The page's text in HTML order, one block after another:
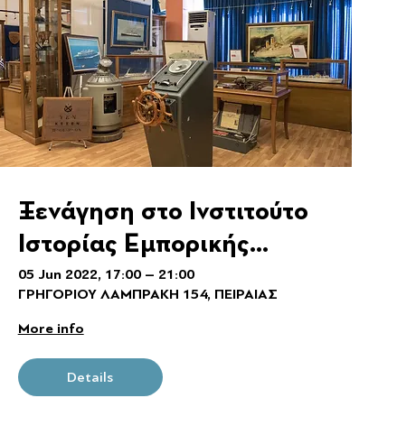
Ξενάγηση στο Ινστιτούτο
Ιστορίας Εμπορικής
Ναυτιλίας
05 Jun 2022, 17:00 – 21:00
ΓΡΗΓΟΡΙΟΥ ΛΑΜΠΡΑΚΗ 154, ΠΕΙΡΑΙΑΣ
More info
Details